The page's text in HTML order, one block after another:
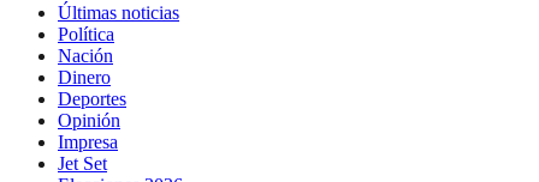
Últimas noticias
Política
Nación
Dinero
Deportes
Opinión
Impresa
Jet Set